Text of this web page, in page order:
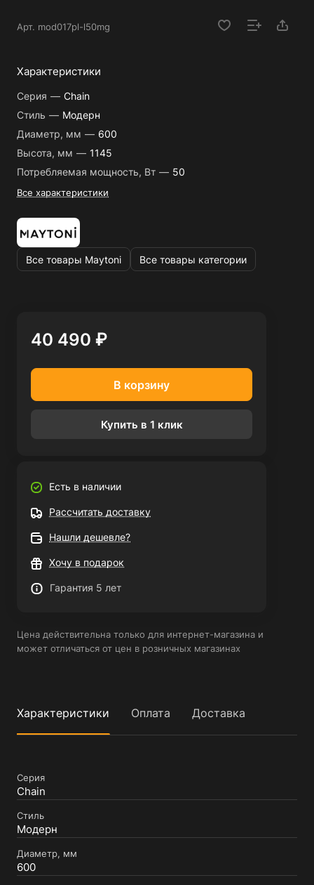
Арт. mod017pl-l50mg
Характеристики
Серия — Chain
Стиль — Модерн
Диаметр, мм — 600
Высота, мм — 1145
Потребляемая мощность, Вт — 50
Все характеристики
Все товары Maytoni Все товары категории
40 490 ₽
В корзину
Купить в 1 клик
Есть в наличии
Рассчитать доставку
Нашли дешевле?
Хочу в подарок
Гарантия 5 лет
Цена действительна только для интернет-магазина и
может отличаться от цен в розничных магазинах
Характеристики Оплата Доставка
Серия
Chain
Стиль
Модерн
Диаметр, мм
600